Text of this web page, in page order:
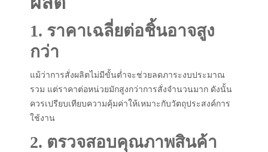
1. ราคาเฉลี่ยต่อชิ้นอาจสูง
กว่า
แม้ว่าการสั่งผลิตไม่มีขั้นต่ำจะช่วยลดภาระงบประมาณ
รวม แต่ราคาต่อหน่วยมักสูงกว่าการสั่งจำนวนมาก ดังนั้น
ควรเปรียบเทียบความคุ้มค่าให้เหมาะกับวัตถุประสงค์การ
ใช้งาน
2. ตรวจสอบคุณภาพสินค้า